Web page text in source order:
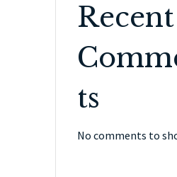
Recent
ts
No comments to